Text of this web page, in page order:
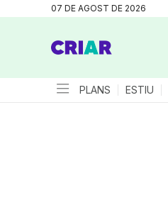
07 DE AGOST DE 2026
PLANS ESTIU